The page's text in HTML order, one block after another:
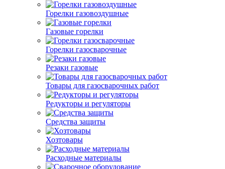
Горелки газовоздушные
Газовые горелки
Горелки газосварочные
Резаки газовые
Товары для газосварочных работ
Редукторы и регуляторы
Средства защиты
Хозтовары
Расходные материалы